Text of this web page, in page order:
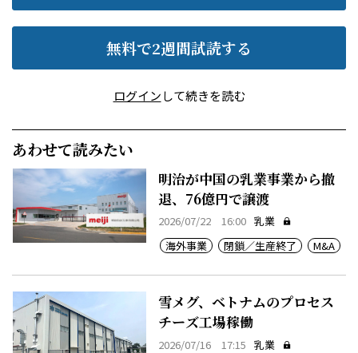
無料で2週間試読する
ログインして続きを読む
あわせて読みたい
明治が中国の乳業事業から撤
退、76億円で譲渡
2026/07/22 16:00 乳業
海外事業
閉鎖／生産終了 M&A
雪メグ、ベトナムのプロセス
チーズ工場稼働
2026/07/16 17:15 乳業